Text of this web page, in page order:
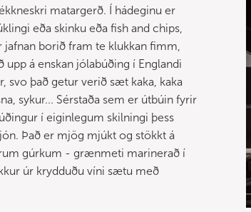
matargerð. Í hádeginu er
eða skinku eða fish and chips,
borið fram te klukkan fimm,
á enskan jólabúðing í Englandi
svo það getur verið sæt kaka, kaka
sykur... Sérstaða sem er útbúin fyrir
í eiginlegum skilningi þess
Það er mjög mjúkt og stökkt á
gúrkum - grænmeti marinerað í
úr krydduðu víni sætu með